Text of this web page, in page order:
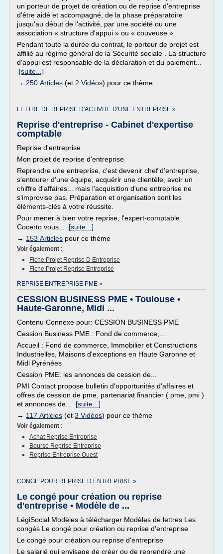
un porteur de projet de création ou de reprise d'entreprise
d'être aidé et accompagné, de la phase préparatoire
jusqu'au début de l'activité, par une société ou une
association « structure d'appui » ou « couveuse ».
Pendant toute la durée du contrat, le porteur de projet est
affilié au régime général de la Sécurité sociale . La structure
d'appui est responsable de la déclaration et du paiement...
[suite...]
→ 250 Articles (et 2 Vidéos) pour ce thème
LETTRE DE REPRISE D'ACTIVITE D'UNE ENTREPRISE »
Reprise d'entreprise - Cabinet d'expertise
comptable
Reprise d'entreprise
Mon projet de reprise d'entreprise
Reprendre une entreprise, c'est devenir chef d'entreprise,
s'entourer d'une équipe, acquérir une clientèle, avoir un
chiffre d'affaires... mais l'acquisition d'une entreprise ne
s'improvise pas. Préparation et organisation sont les
éléments-clés à votre réussite.
Pour mener à bien votre reprise, l'expert-comptable
Cocerto vous... [suite...]
→ 153 Articles pour ce thème
Voir également :
Fiche Projet Reprise D Entreprise
Fiche Projet Reprise Entreprise
REPRISE ENTREPRISE PME »
CESSION BUSINESS PME • Toulouse •
Haute-Garonne, Midi ...
Contenu Connexe pour: CESSION BUSINESS PME
Cession Business PME : Fond de commerce,...
Accueil : Fond de commerce, Immobilier et Constructions
Industrielles, Maisons d'exceptions en Haute Garonne et
Midi Pyrénées
Cession PME: les annonces de cession de...
PMI Contact propose bulletin d'opportunités d'affaires et
offres de cession de pme, partenariat financier ( pme, pmi )
et annonces de... [suite...]
→ 117 Articles (et 3 Vidéos) pour ce thème
Voir également :
Achat Reprise Entreprise
Bourse Reprise Entreprise
Reprise Entreprise Ouest
CONGE POUR REPRISE D ENTREPRISE »
Le congé pour création ou reprise
d'entreprise • Modèle de ...
LégiSocial Modèles à télécharger Modèles de lettres Les
congés Le congé pour création ou reprise d'entreprise
Le congé pour création ou reprise d'entreprise
Le salarié qui envisage de créer ou de reprendre une